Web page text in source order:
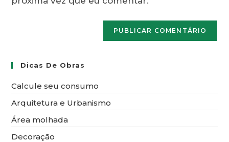
Dicas De Obras
Calcule seu consumo
Arquitetura e Urbanismo
Área molhada
Decoração